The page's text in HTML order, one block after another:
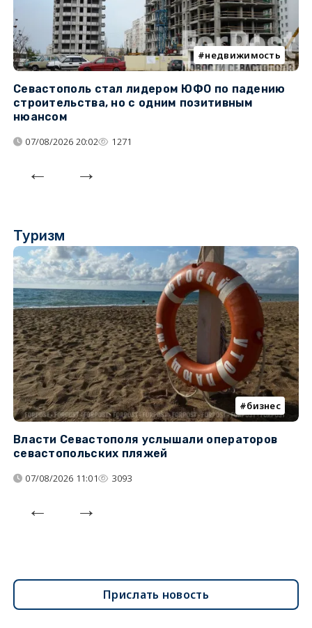
недвижимость
Севастополь стал лидером ЮФО по падению
строительства, но с одним позитивным
нюансом
07/08/2026 20:02 1271
Туризм
бизнес
Власти Севастополя услышали операторов
севастопольских пляжей
07/08/2026 11:01 3093
Прислать новость